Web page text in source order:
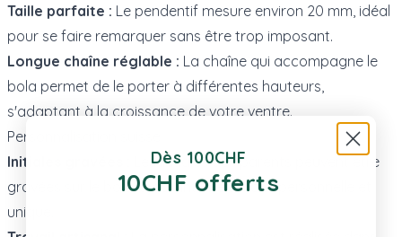
Taille parfaite : Le pendentif mesure environ 20 mm, idéal
pour se faire remarquer sans être trop imposant.
Longue chaîne réglable : La chaîne qui accompagne le
bola permet de le porter à différentes hauteurs,
s'adaptant à la croissance de votre ventre.
Personnalisation suisse
Initiales gravées :
Les initiales des parents peuvent être
gravées sur le bola, ajoutant une touche personnelle et
unique.
Dès 100CHF
10CHF offerts